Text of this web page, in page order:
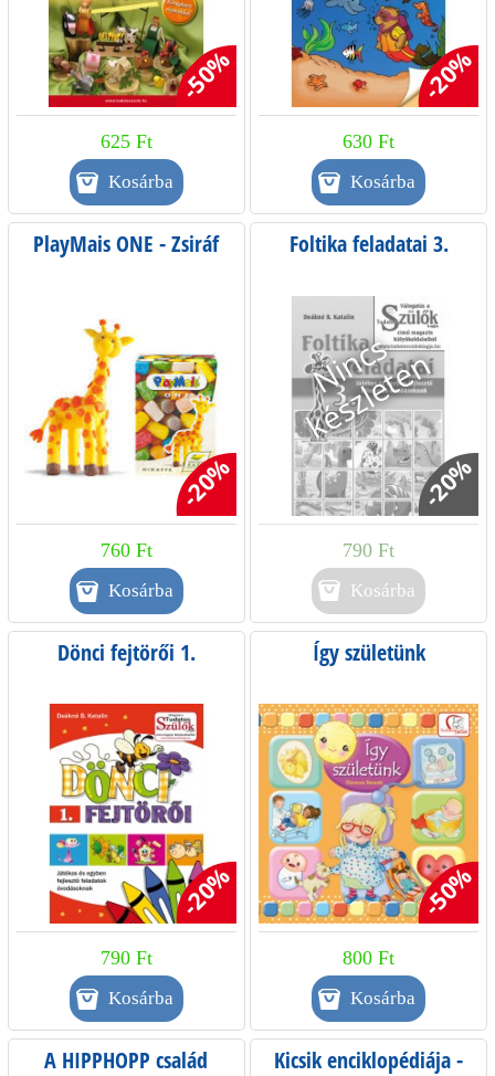
-50%
625 Ft
-20%
630 Ft
PlayMais ONE - Zsiráf
-20%
760 Ft
Foltika feladatai 3.
-20%
790 Ft
Kosárba
Dönci fejtörői 1.
-20%
790 Ft
Így születünk
-50%
800 Ft
A HIPPHOPP család
Kicsik enciklopédiája -